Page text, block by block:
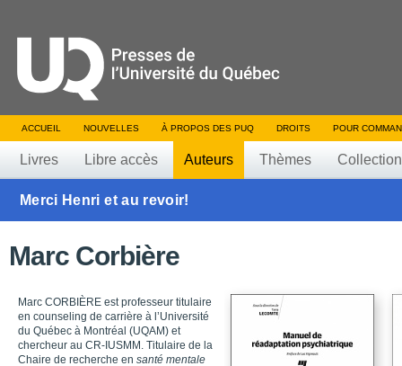
ACCUEIL NOUVELLES À PROPOS DES PUQ DROITS POUR
Livres Libre accès Auteurs Thèmes
Merci Henri et au revoir!
Marc Corbière
Marc CORBIÈRE est professeur titulaire
en counseling de carrière à l’Université
du Québec à Montréal (UQAM) et
chercheur au CR-IUSMM. Titulaire de la
Chaire de recherche en santé mentale